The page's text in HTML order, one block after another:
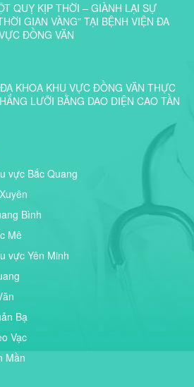
QUỴ KỊP THỜI – GIÀNH LẠI SỰ
GIAN VÀNG” TẠI BỆNH VIỆN ĐA
ĐỒNG VĂN
KHOA KHU VỰC ĐỒNG VĂN THỰC
LƯỠI BẰNG DAO DIỆN CAO TẦN
vực Bắc Quang
Bình
Mê
vực Yên Minh
Bạ
Vạc
Mần